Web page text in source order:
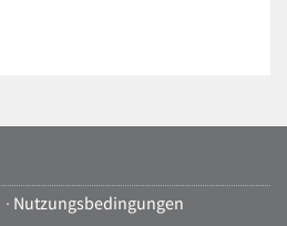
· Nutzungsbedingungen